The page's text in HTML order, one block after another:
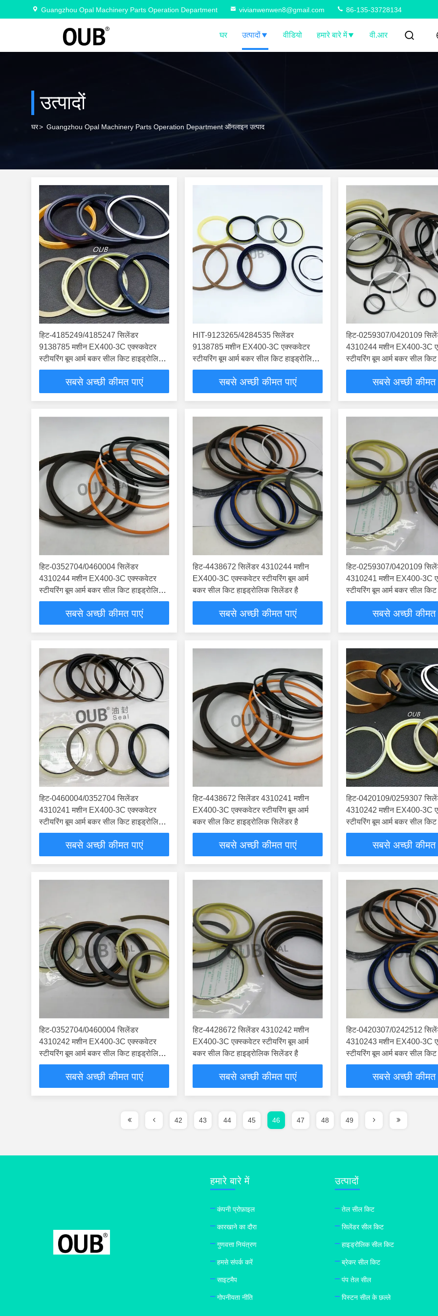
Guangzhou Opal Machinery Parts Operation Department vivianwenwen8@gmail.com 86-135-33728134
घर उत्पादों वीडियो हमारे बारे में वी.आर
उत्पादों
घर> Guangzhou Opal Machinery Parts Operation Department ऑनलाइन उत्पाद
हिट-4185249/4185247 सिलेंडर
9138785 मशीन EX400-3C एक्स्कवेटर
स्टीयरिंग बूम आर्म बकर सील किट हाइड्रोलिक
सिलेंडर है
सबसे अच्छी कीमत पाएं
HIT-9123265/4284535 सिलेंडर
9138785 मशीन EX400-3C एक्स्कवेटर
स्टीयरिंग बूम आर्म बकर सील किट हाइड्रोलिक
सिलेंडर है
सबसे अच्छी कीमत पाएं
हिट-0259307/0420109
4310244 मशीन EX400-3C
स्टीयरिंग बूम आर्म बकर सील किट
सिलेंडर है
सबसे अच्छी कीमत
हिट-0352704/0460004 सिलेंडर
4310244 मशीन EX400-3C एक्स्कवेटर
स्टीयरिंग बूम आर्म बकर सील किट हाइड्रोलिक
सिलेंडर है
सबसे अच्छी कीमत पाएं
हिट-4438672 सिलेंडर 4310244 मशीन
EX400-3C एक्स्कवेटर स्टीयरिंग बूम आर्म
बकर सील किट हाइड्रोलिक सिलेंडर है
सबसे अच्छी कीमत पाएं
हिट-0259307/0420109
4310241 मशीन EX400-3C
स्टीयरिंग बूम आर्म बकर सील किट
सिलेंडर है
सबसे अच्छी कीमत
हिट-0460004/0352704 सिलेंडर
4310241 मशीन EX400-3C एक्स्कवेटर
स्टीयरिंग बूम आर्म बकर सील किट हाइड्रोलिक
सिलेंडर है
सबसे अच्छी कीमत पाएं
हिट-4438672 सिलेंडर 4310241 मशीन
EX400-3C एक्स्कवेटर स्टीयरिंग बूम आर्म
बकर सील किट हाइड्रोलिक सिलेंडर है
सबसे अच्छी कीमत पाएं
हिट-0420109/0259307
4310242 मशीन EX400-3C
स्टीयरिंग बूम आर्म बकर सील किट
सिलेंडर है
सबसे अच्छी कीमत
हिट-0352704/0460004 सिलेंडर
4310242 मशीन EX400-3C एक्स्कवेटर
स्टीयरिंग बूम आर्म बकर सील किट हाइड्रोलिक
सिलेंडर है
सबसे अच्छी कीमत पाएं
हिट-4428672 सिलेंडर 4310242 मशीन
EX400-3C एक्स्कवेटर स्टीयरिंग बूम आर्म
बकर सील किट हाइड्रोलिक सिलेंडर है
सबसे अच्छी कीमत पाएं
हिट-0420307/0242512
4310243 मशीन EX400-3C
स्टीयरिंग बूम आर्म बकर सील किट
सिलेंडर है
सबसे अच्छी कीमत
42 43 44 45 46 47 48 49
हमारे बारे में
कंपनी प्रोफ़ाइल
कारखाने का दौरा
गुणवत्ता नियंत्रण
हमसे संपर्क करें
साइटमैप
गोपनीयता नीति
उत्पादों
तेल सील किट
सिलेंडर सील किट
हाइड्रोलिक सील किट
ब्रेकर सील किट
पंप तेल सील
पिस्टन सील के छल्ले